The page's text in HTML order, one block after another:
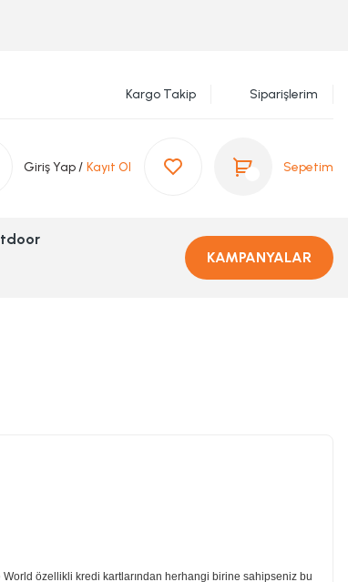
Kargo Takip Siparişlerim
Giriş Yap / Kayıt Ol Sepetim
KAMPANYALAR
özellikli kredi kartlarından herhangi birine sahipseniz bu